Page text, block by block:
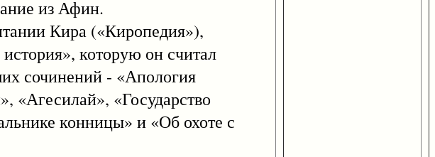
из Афин.
Кира («Киропедия»),
которую он считал
сочинений - «Апология
«Государство
конницы» и «Об охоте с